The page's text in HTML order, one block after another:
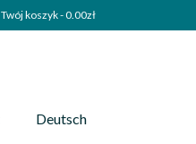
Twój koszyk-0.00zł
Deutsch